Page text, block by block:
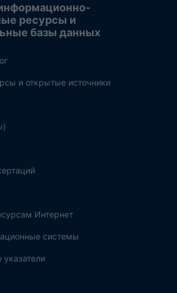
ресурсы и
базы данных
и открытые источники
Интернет
системы
указатели